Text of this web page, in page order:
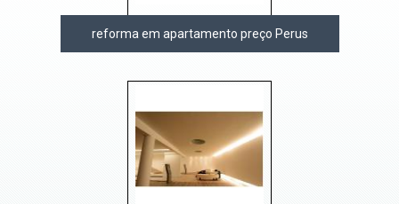
reforma em apartamento preço Perus